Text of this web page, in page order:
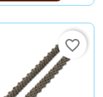
favorite_border